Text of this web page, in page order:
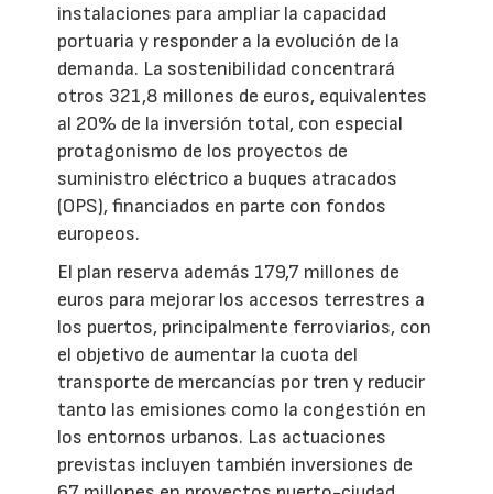
instalaciones para ampliar la capacidad
portuaria y responder a la evolución de la
demanda. La sostenibilidad concentrará
otros 321,8 millones de euros, equivalentes
al 20% de la inversión total, con especial
protagonismo de los proyectos de
suministro eléctrico a buques atracados
(OPS), financiados en parte con fondos
europeos.
El plan reserva además 179,7 millones de
euros para mejorar los accesos terrestres a
los puertos, principalmente ferroviarios, con
el objetivo de aumentar la cuota del
transporte de mercancías por tren y reducir
tanto las emisiones como la congestión en
los entornos urbanos. Las actuaciones
previstas incluyen también inversiones de